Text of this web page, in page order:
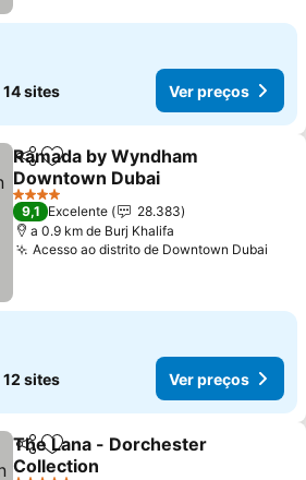
14 sites Ver preços
PartilharAdicionar aos favoritos
Ramada by Wyndham
Downtown Dubai
4 Estrelas
9,1 Excelente
28.383
a 0.9 km de Burj Khalifa
Acesso ao distrito de Downtown Dubai
12 sites Ver preços
PartilharAdicionar aos favoritos
The Lana - Dorchester
Collection